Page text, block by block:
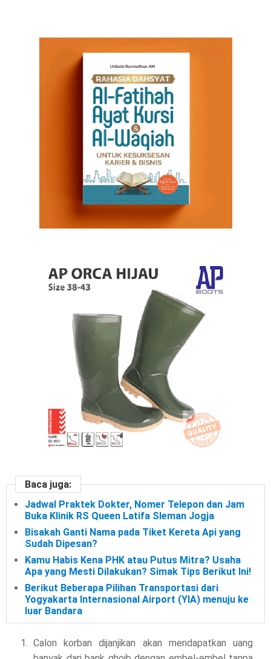
Baca juga:
Jadwal Praktek Dokter, Nomer Telepon dan Jam
Buka Klinik RS Queen Latifa Sleman Jogja
Bisakah Ganti Nama pada Tiket Kereta Api yang
Sudah Dipesan?
Kamu Habis Kena PHK atau Putus Mitra? Usaha
Apa yang Mesti Dilakukan? Simak Tips Berikut Ini!
Berikut Beberapa Pilihan Transportasi dari
Yogyakarta Internasional Airport (YIA) menuju ke
luar Bandara
Calon korban dijanjikan akan mendapatkan uang